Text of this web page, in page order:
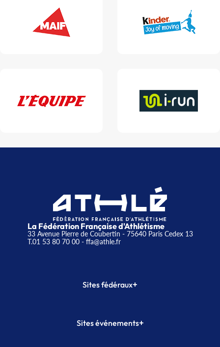
La Fédération Française d'Athlétisme
33 Avenue Pierre de Coubertin - 75640 Paris Cedex 13
T.01 53 80 70 00- ffa@athle.fr
Sites fédéraux+
Plateforme Formation
Sites événements+